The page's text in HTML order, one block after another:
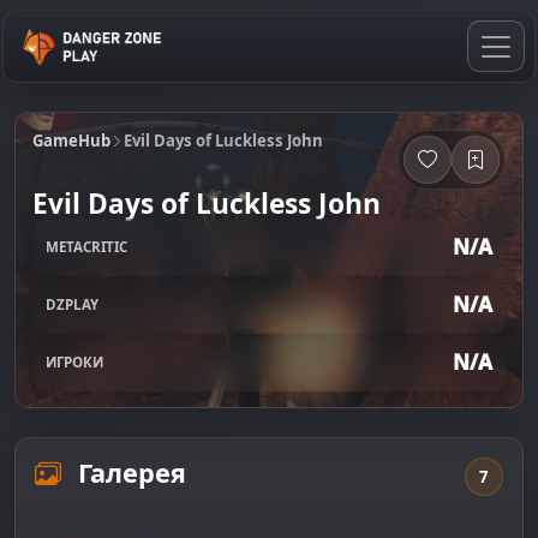
GameHub Evil Days of Luckless John
Evil Days of Luckless John
METACRITIC N/A
DZPLAY N/A
ИГРОКИ N/A
Галерея 7